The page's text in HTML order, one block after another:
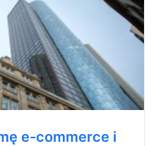
e-commerce i